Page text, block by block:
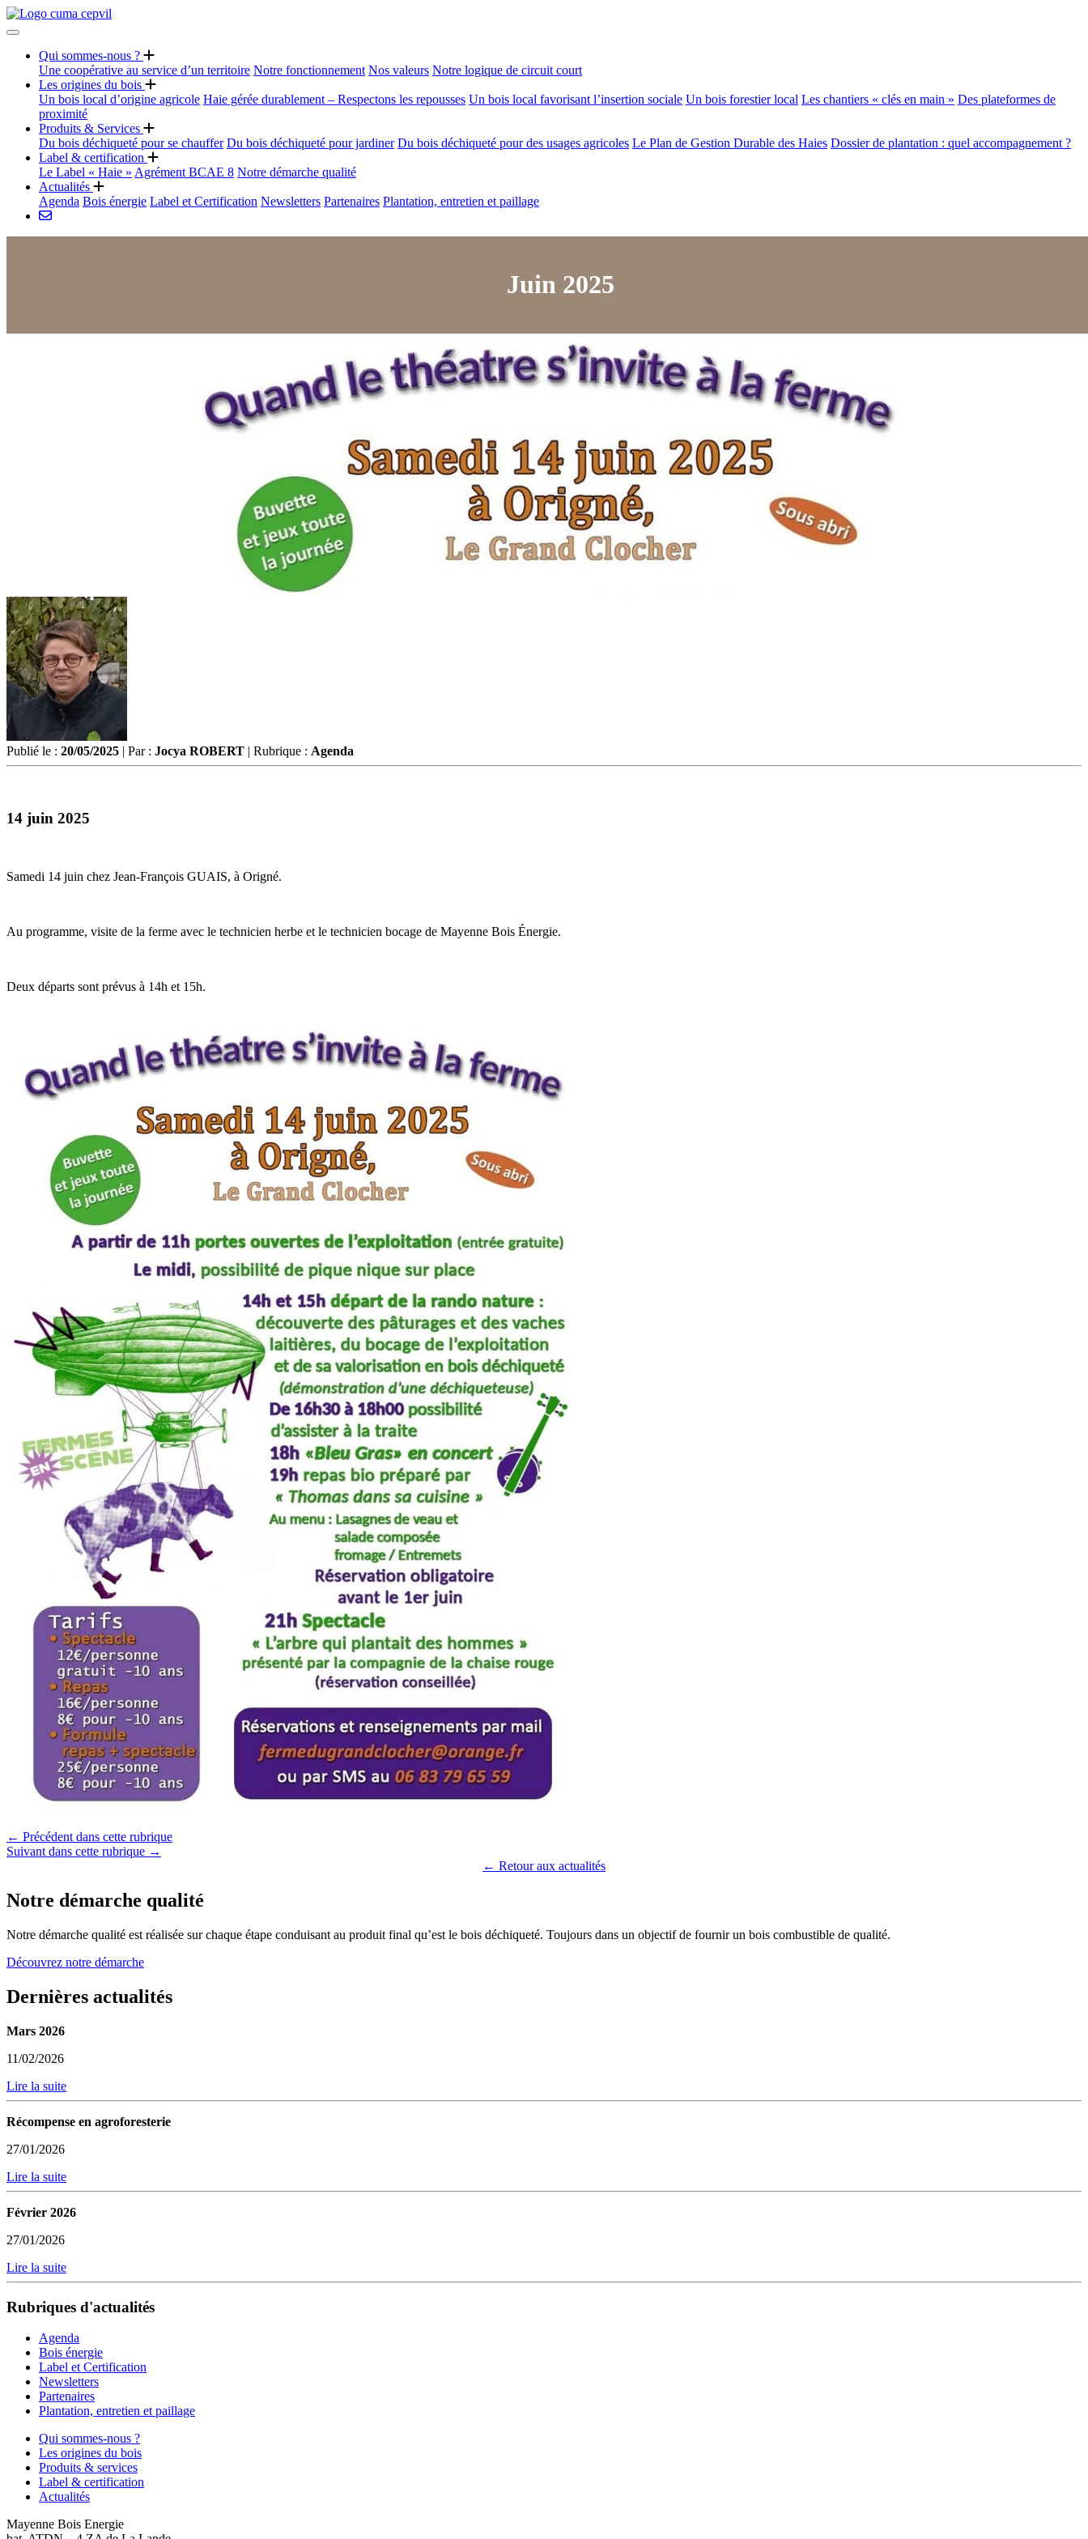
Qui sommes-nous ?
Une coopérative au service d’un territoire Notre fonctionnement Nos valeurs Notre logique de circuit court
Les origines du bois
Un bois local d’origine agricole Haie gérée durablement – Respectons les repousses Un bois local favorisant l’insertion sociale Un bois forestier local Les chantiers « clés en main » Des plateformes de
proximité
Produits & Services
Du bois déchiqueté pour se chauffer Du bois déchiqueté pour jardiner Du bois déchiqueté pour des usages agricoles Le Plan de Gestion Durable des Haies Dossier de plantation : quel accompagnement ?
Label & certification
Le Label « Haie » Agrément BCAE 8 Notre démarche qualité
Actualités
Agenda Bois énergie Label et Certification Newsletters Partenaires Plantation, entretien et paillage
Juin 2025
Publié le : 20/05/2025 | Par : Jocya ROBERT | Rubrique : Agenda
14 juin 2025
Samedi 14 juin chez Jean-François GUAIS, à Origné.
Au programme, visite de la ferme avec le technicien herbe et le technicien bocage de Mayenne Bois Énergie.
Deux départs sont prévus à 14h et 15h.
← Précédent dans cette rubrique
Suivant dans cette rubrique →
← Retour aux actualités
Notre démarche qualité
Notre démarche qualité est réalisée sur chaque étape conduisant au produit final qu’est le bois déchiqueté. Toujours dans un objectif de fournir un bois combustible de qualité.
Découvrez notre démarche
Dernières actualités
Mars 2026
11/02/2026
Lire la suite
Récompense en agroforesterie
27/01/2026
Lire la suite
Février 2026
27/01/2026
Lire la suite
Rubriques d'actualités
Agenda
Bois énergie
Label et Certification
Newsletters
Partenaires
Plantation, entretien et paillage
Qui sommes-nous ?
Les origines du bois
Produits & services
Label & certification
Actualités
Mayenne Bois Energie